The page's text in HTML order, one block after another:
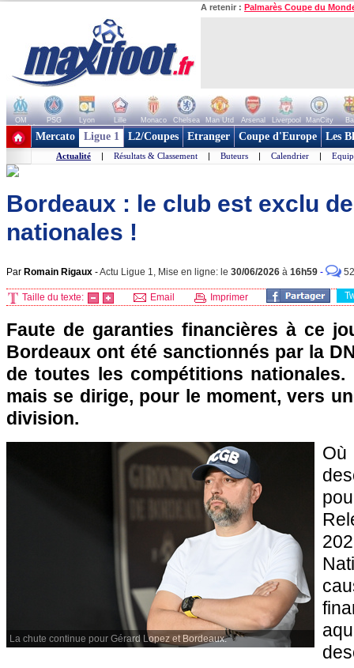
A retenir : Palmarès Coupe du
OM PSG Lyon Lille Monaco Chelsea Man Utd Arsenal Liverpool ManCity
+ de clubs
Mercato Ligue 1 L2/Coupes Etranger Coupe d'Europe Les
Actualité | Résultats & Classement | Buteurs | Calendrier |
Bordeaux : le club est exclu
nationales !
Par Romain Rigaux -Actu Ligue 1, Mise en ligne: le 30/06/2026 à 16h59 - 52
Taille du texte: Email Imprimer
Faute de garanties financières à ce
Bordeaux ont été sanctionnés par la
de toutes les compétitions
mais se dirige, pour le moment, vers
division.
La chute continue pour Gérard Lopez et Bordeaux.